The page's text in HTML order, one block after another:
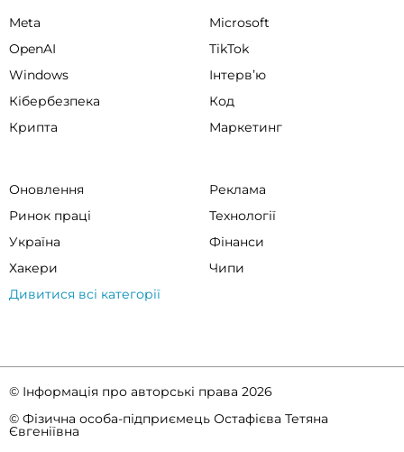
Meta
Microsoft
OpenAI
TikTok
Windows
Інтервʼю
Кібербезпека
Код
Крипта
Маркетинг
Оновлення
Реклама
Ринок праці
Технології
Україна
Фінанси
Хакери
Чипи
Дивитися всі категорії
© Інформація про авторські права 2026
© Фізична особа-підприємець Остафієва Тетяна
Євгеніївна